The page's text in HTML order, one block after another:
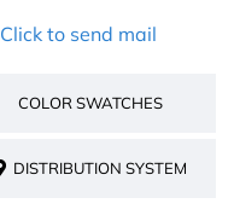
Click to send mail
COLOR SWATCHES
DISTRIBUTION SYSTEM